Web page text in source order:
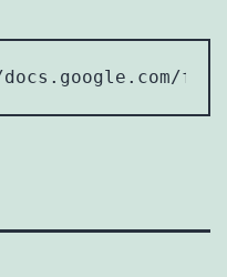
forms/